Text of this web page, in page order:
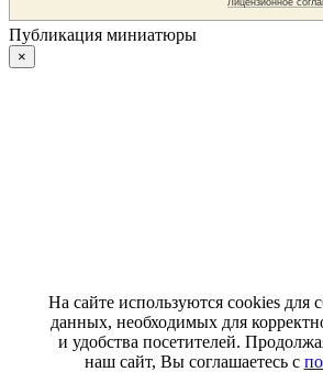
Публикация миниатюры
×
На сайте используются cookies для
данных, необходимых для
и удобства посетителей.
наш сайт, Вы соглашаетесь с